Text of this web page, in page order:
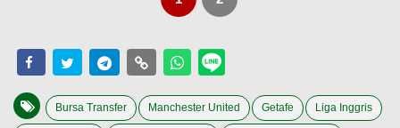
Bursa Transfer Manchester United Getafe Liga Inggris